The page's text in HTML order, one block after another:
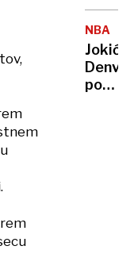
že
več
kot
1000
žrtev
NBA
Jokić
Denver